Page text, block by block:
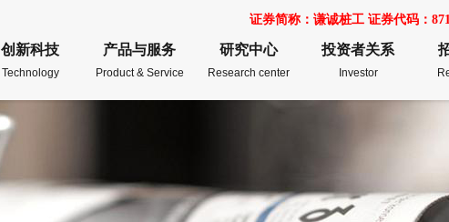
证券简称：谦诚桩工 证券代码：
创新科技
Technology
产品与服务
Product & Service
研究中心
Research center
投资者关系
Investor